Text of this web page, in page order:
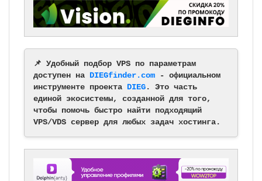
📌 Удобный подбор VPS по параметрам
доступен на DIEGfinder.com - официальном
инструменте проекта DIEG. Это часть
единой экосистемы, созданной для того,
чтобы помочь быстро найти подходящий
VPS/VDS сервер для любых задач хостинга.